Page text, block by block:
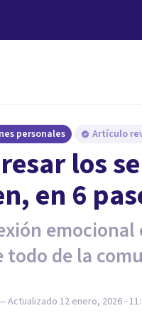
personales Artículo
los
en 6
todo de la
Actualizado 12 enero, 2026 -